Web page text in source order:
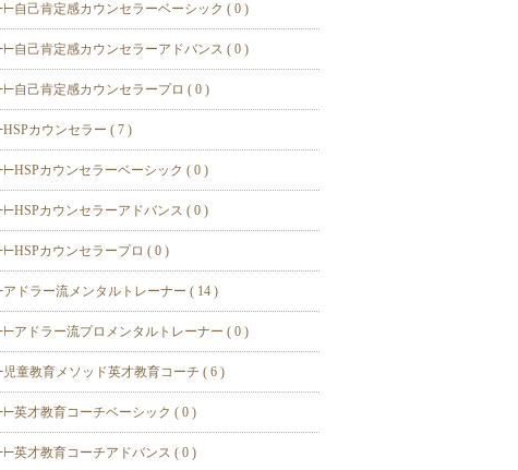
自己肯定感カウンセラーベーシック ( 0 )
自己肯定感カウンセラーアドバンス ( 0 )
自己肯定感カウンセラープロ ( 0 )
カウンセラー ( 7 )
カウンセラーベーシック ( 0 )
カウンセラーアドバンス ( 0 )
カウンセラープロ ( 0 )
ドラー流メンタルトレーナー ( 14 )
アドラー流プロメンタルトレーナー ( 0 )
童教育メソッド英才教育コーチ ( 6 )
英才教育コーチベーシック ( 0 )
英才教育コーチアドバンス ( 0 )